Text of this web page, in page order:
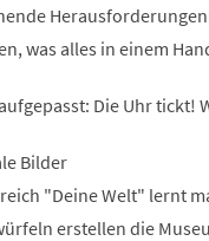
was alles in einem
Die Uhr tickt!
Bilder
"Deine Welt" lernt
erstellen die